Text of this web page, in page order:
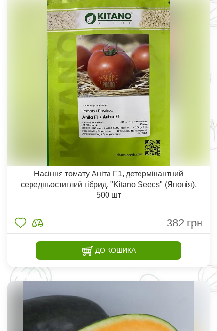
Насіння томату Аніта F1, детермінантний
середньостиглий гібрид, "Kitano Seeds" (Японія),
500 шт
382 грн
ДО КОШИКА